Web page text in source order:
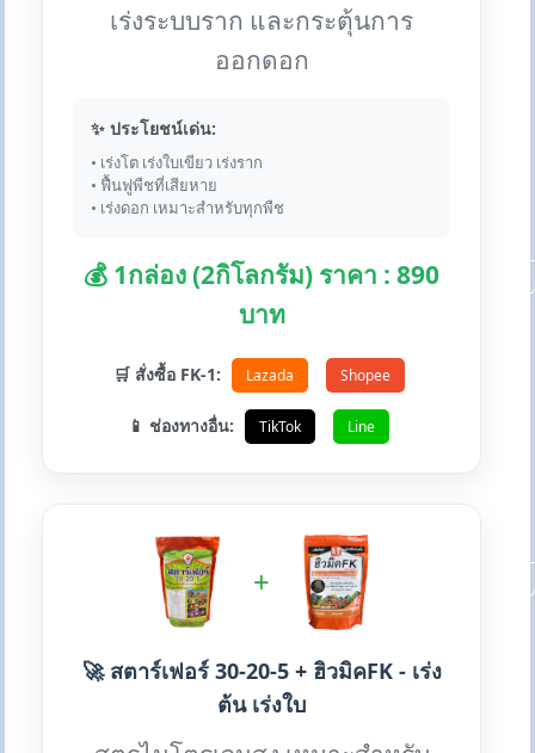
เร่งระบบราก และกระตุ้นการ
ออกดอก
✨ ประโยชน์เด่น:
• เร่งโต เร่งใบเขียว เร่งราก
• ฟื้นฟูพืชที่เสียหาย
• เร่งดอก เหมาะสำหรับทุกพืช
💰 1กล่อง (2กิโลกรัม) ราคา : 890
บาท
🛒 สั่งซื้อ FK-1: Lazada Shopee
📱 ช่องทางอื่น: TikTok Line
+
🚀 สตาร์เฟอร์ 30-20-5 + ฮิวมิคFK - เร่ง
ต้น เร่งใบ